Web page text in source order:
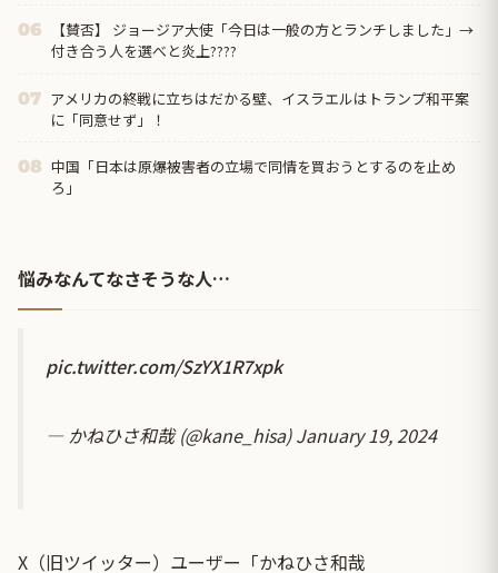
06
【賛否】 ジョージア大使「今日は一般の方とランチしました」→
付き合う人を選べと炎上????
07 アメリカの終戦に立ちはだかる壁、イスラエルはトランプ和平案
に「同意せず」！
08 中国「日本は原爆被害者の立場で同情を買おうとするのを止め
ろ」
悩みなんてなさそうな人…
pic.twitter.com/SzYX1R7xpk
— かねひさ和哉 (@kane_hisa)January 19, 2024
X（旧ツイッター）ユーザー「かねひさ和哉